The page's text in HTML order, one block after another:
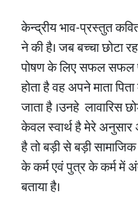
केन्द्रीय भाव-प्रस्तुत
ने की है। जब बच्चा छोटा
पोषण के लिए सफल सफल
होता है वह अपने माता
जाता है ।उनहे लावारिस
केवल स्वार्थ है मेरे अनुसार
है तो बड़ी से बड़ी
के कर्म एवं पुत्र के कर्म में
बताया है।